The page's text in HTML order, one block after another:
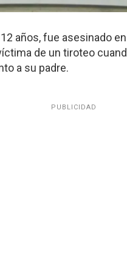
años, fue asesinado
de un tiroteo
a su padre.
PUBLICIDAD